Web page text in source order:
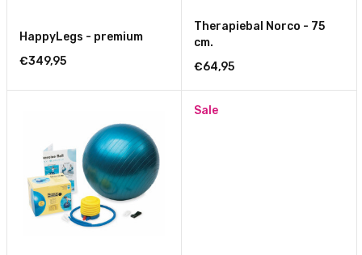
HappyLegs - premium
€349,95
Therapiebal Norco - 75
cm.
€64,95
Sale